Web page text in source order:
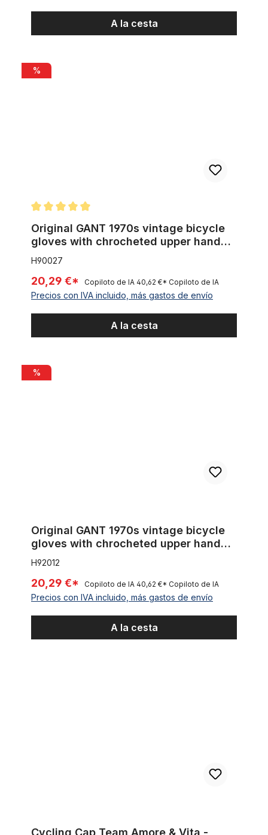
A la cesta
Original GANT 1970s vintage bicycle gloves with chrocheted
%
Original GANT 1970s vintage bicycle
gloves with chrocheted upper hand
Size 7
H90027
20,29 €* Copiloto de IA 40,62 €* Copiloto de IA
Precios con IVA incluido, más gastos de envío
A la cesta
Original GANT 1970s vintage bicycle gloves with chrocheted
%
Original GANT 1970s vintage bicycle
gloves with chrocheted upper hand
Size 12
H92012
20,29 €* Copiloto de IA 40,62 €* Copiloto de IA
Precios con IVA incluido, más gastos de envío
A la cesta
Cycling Cap Team Amore & Vita -